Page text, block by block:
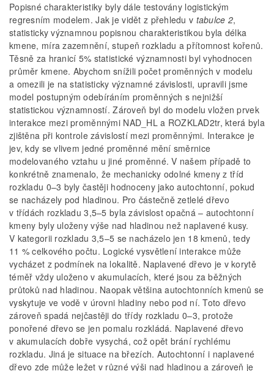
Popisné charakteristiky byly dále testovány logistickým
regresním modelem. Jak je vidět z přehledu v tabulce 2,
statisticky významnou popisnou charakteristikou byla délka
kmene, míra zazemnění, stupeň rozkladu a přítomnost kořenů.
Těsně za hranicí 5% statistické významnosti byl vyhodnocen
průměr kmene. Abychom snížili počet proměnných v modelu
a omezili je na statisticky významné závislosti, upravili jsme
model postupným odebíráním proměnných s nejnižší
statistickou významností. Zároveň byl do modelu vložen prvek
interakce mezi proměnnými NAD_HL a ROZKLAD2tr, která byla
zjištěna při kontrole závislostí mezi proměnnými. Interakce je
jev, kdy se vlivem jedné proměnné mění směrnice
modelovaného vztahu u jiné proměnné. V našem případě to
konkrétně znamenalo, že mechanicky odolné kmeny z tříd
rozkladu 0–3 byly častěji hodnoceny jako autochtonní, pokud
se nacházely pod hladinou. Pro částečně zetlelé dřevo
v třídách rozkladu 3,5–5 byla závislost opačná – autochtonní
kmeny byly uloženy výše nad hladinou než naplavené kusy.
V kategorii rozkladu 3,5–5 se nacházelo jen 18 kmenů, tedy
11 % celkového počtu. Logické vysvětlení interakce může
vycházet z podmínek na lokalitě. Naplavené dřevo je v korytě
téměř vždy uloženo v akumulacích, které jsou za běžných
průtoků nad hladinou. Naopak většina autochtonních kmenů se
vyskytuje ve vodě v úrovni hladiny nebo pod ní. Toto dřevo
zároveň spadá nejčastěji do třídy rozkladu 0–3, protože
ponořené dřevo se jen pomalu rozkládá. Naplavené dřevo
v akumulacích dobře vysychá, což opět brání rychlému
rozkladu. Jiná je situace na březích. Autochtonní i naplavené
dřevo zde může ležet v různé výši nad hladinou a zároveň je